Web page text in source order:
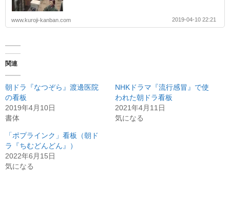
www.kuroji-kanban.com 2019-04-10 22:21
関連
朝ドラ『なつぞら』渡邊医院
の看板
2019年4月10日
書体
NHKドラマ『流行感冒』で使
われた朝ドラ看板
2021年4月11日
気になる
「ポプラインク」看板（朝ド
ラ『ちむどんどん』）
2022年6月15日
気になる